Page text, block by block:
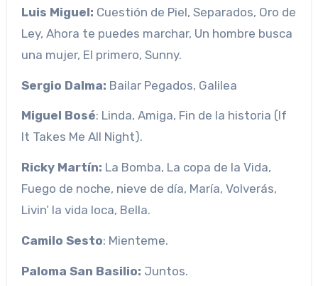
Luis Miguel: Cuestión de Piel, Separados, Oro de
Ley, Ahora te puedes marchar, Un hombre busca
una mujer, El primero, Sunny.
Sergio Dalma: Bailar Pegados, Galilea
Miguel Bosé: Linda, Amiga, Fin de la historia (If
It Takes Me All Night).
Ricky Martín: La Bomba, La copa de la Vida,
Fuego de noche, nieve de día, María, Volverás,
Livin’ la vida loca, Bella.
Camilo Sesto: Mienteme.
Paloma San Basilio: Juntos.